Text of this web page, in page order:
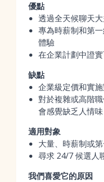
優點
透過全天候聊天
專為時薪制和第
體驗
在企業計劃中證
缺點
企業級定價和實
對於複雜或高階
會感覺缺乏人情味
適用對象
大量、時薪制或
尋求 24/7 候選人
我們喜愛它的原因